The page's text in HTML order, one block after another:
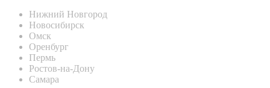
Нижний Новгород
Новосибирск
Омск
Оренбург
Пермь
Ростов-на-Дону
Самара